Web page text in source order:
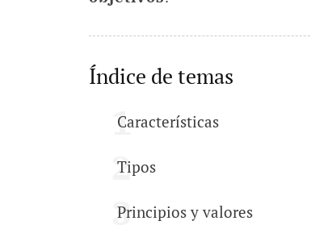
Índice de temas
Características
Tipos
Principios y valores